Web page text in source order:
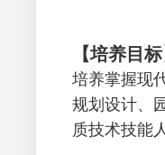
【培养目标
培养掌握现
规划设计、
质技术技能